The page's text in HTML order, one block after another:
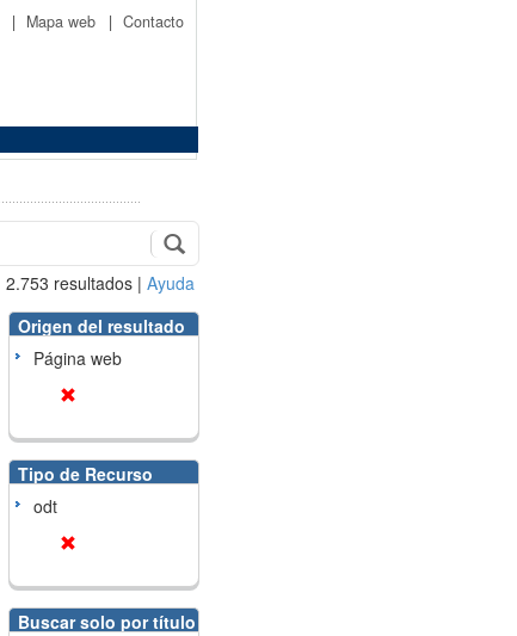
| Mapa web | Contacto
2.753 resultados | Ayuda
Origen del resultado
Página web
Tipo de Recurso
odt
Buscar solo por título